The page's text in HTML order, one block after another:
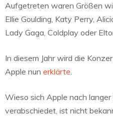
Aufgetreten waren Größen
Ellie Goulding, Katy Perry,
Lady Gaga, Coldplay oder
In diesem Jahr wird die
Apple nun erklärte.
Wieso sich Apple nach
verabschiedet, ist nicht